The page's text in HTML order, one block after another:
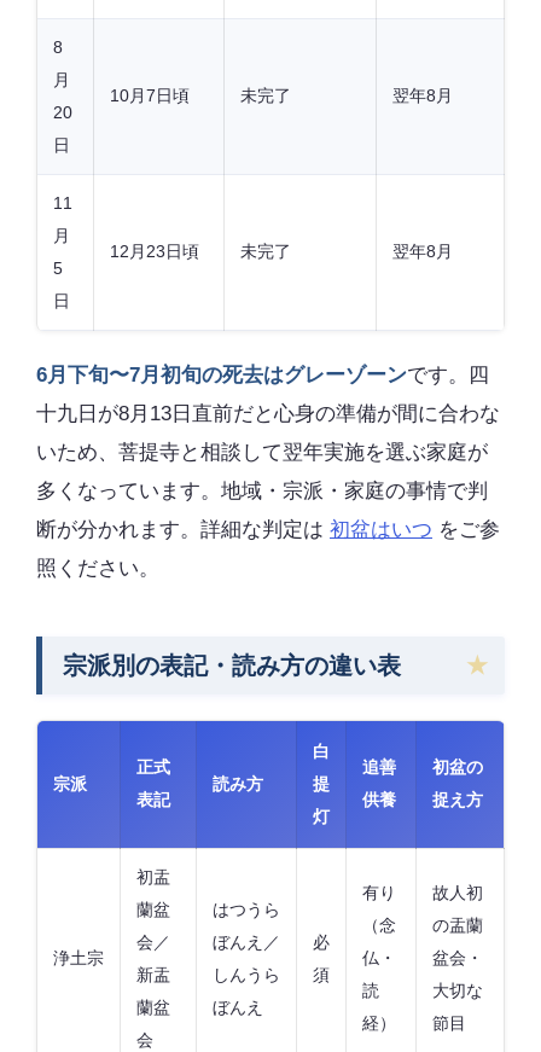
8
月
20
日
10月7日頃 未完了 翌年8月
11
月
5
日
12月23日頃 未完了 翌年8月
6月下旬〜7月初旬の死去はグレーゾーンです。四
十九日が8月13日直前だと心身の準備が間に合わな
いため、菩提寺と相談して翌年実施を選ぶ家庭が
多くなっています。地域・宗派・家庭の事情で判
断が分かれます。詳細な判定は 初盆はいつ をご参
照ください。
宗派別の表記・読み方の違い表
宗派
正式
表記
読み方
白
提
灯
追善
供養
初盆の
捉え方
浄土宗
初盂
蘭盆
会／
新盂
蘭盆
会
はつうら
ぼんえ／
しんうら
ぼんえ
必
須
有り
（念
仏・
読
経）
故人初
の盂蘭
盆会・
大切な
節目